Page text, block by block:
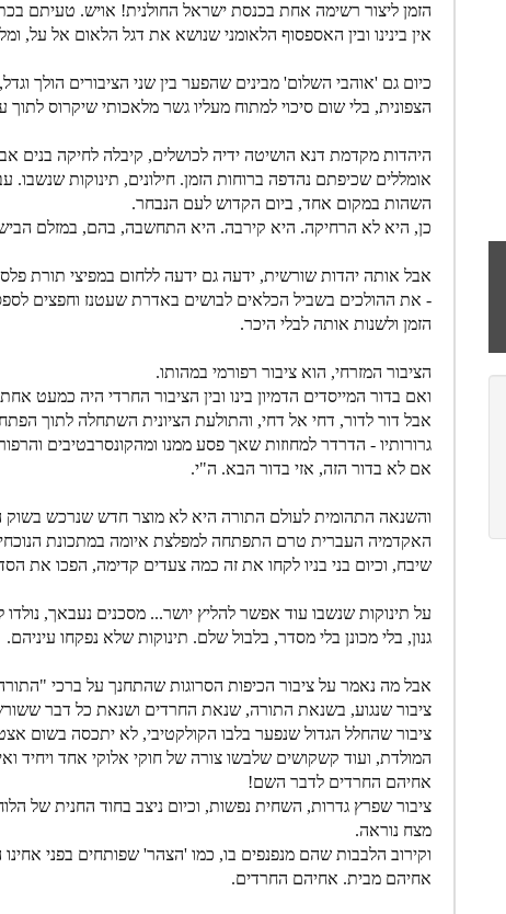
הזמן ליצור רשימה אחת בכנסת ישראל החולנית! אויש. טעיתם
אין בינינו ובין האספסוף הלאומני שנושא את דגל הלאום אל
כיום גם 'אוהבי השלום' מבינים שהפער בין שני הציבורים הולך
הצפונית, בלי שום סיכוי למתוח מעליו גשר מלאכותי שיקרוס לתוך
היהדות מקדמת דנא הושיטה ידיה לכושלים, קיבלה לחיקה בנים
אומללים שכיפתם נהדפה ברוחות הזמן. חילונים, תינוקות
השהות במקום אחד, ביום הקדוש לעם הנבחר.
כן, היא לא הרחיקה. היא קירבה. היא התחשבה, בהם, במזלם הביש,
אבל אותה יהדות שורשית, ידעה גם ידעה ללחום במפיצי תורת
- את ההולכים בשביל הכלאים לבושים באדרת שעטנז וחפצים
הזמן ולשנות אותה לבלי היכר.
הציבור המזרחי, הוא ציבור רפורמי במהותו.
ואם בדור המייסדים הדמיון בינו ובין הציבור החרדי היה כמעט
אבל דור לדור, דחי אל דחי, והתולעת הציונית השתחלה לתוך
גרורותיו - הדרדר למחוזות שאך פסע ממנו ומהקונסרבטיבים
אם לא בדור הזה, אזי בדור הבא. ה"י.
והשנאה התהומית לעולם התורה היא לא מוצר חדש שנרכש בשוק
האקדמיה העברית טרם התפתחה למפלצת איומה במתכונת
שיבח, וכיום בני בניו לקחו את זה כמה צעדים קדימה, הפכו את
על תינוקות שנשבו עוד אפשר להליץ יושר... מסכנים נעבאך,
גנון, בלי מכונן בלי מסדר, בלבול שלם. תינוקות שלא נפקחו עיניהם.
אבל מה נאמר על ציבור הכיפות הסרוגות שהתחנך על ברכי
ציבור שנגוע, בשנאת התורה, שנאת החרדים ושנאת כל דבר
ציבור שהחלל הגדול שנפער בלבו הקולקטיבי, לא יתכסה בשום
המולדת, ועוד קשקושים שלבשו צורה של חוקי אלוקי אחד ויחיד
אחיהם החרדים לדבר השם!
ציבור שפרץ גדרות, השחית נפשות, וכיום ניצב בחוד החנית של
מצח נוראה.
וקירוב הלבבות שהם מנפנפים בו, כמו 'הצהר' שפותחים בפני
אחיהם מבית. אחיהם החרדים.